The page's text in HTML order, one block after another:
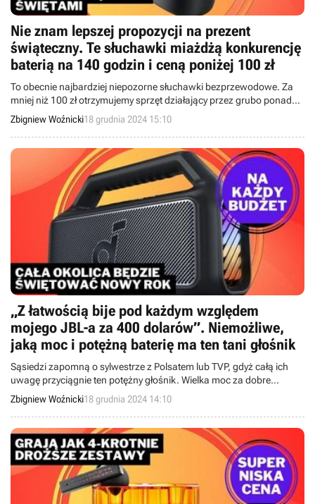
Nie znam lepszej propozycji na prezent
świąteczny. Te słuchawki miażdżą konkurencję
baterią na 140 godzin i ceną poniżej 100 zł
To obecnie najbardziej niepozorne słuchawki bezprzewodowe. Za
mniej niż 100 zł otrzymujemy sprzęt działający przez grubo ponad
100 godzin i odporny na wodę. Tak robi się przedświąteczne okazje.
Zbigniew Woźnicki18 grudnia 2024 15:10
„Z łatwością bije pod każdym względem
mojego JBL-a za 400 dolarów”. Niemożliwe,
jaką moc i potężną baterię ma ten tani głośnik
Sąsiedzi zapomną o sylwestrze z Polsatem lub TVP, gdyż całą ich
uwagę przyciągnie ten potężny głośnik. Wielka moc za dobre
pieniądze i pojemna bateria, która wytrzymuje nawet kilkanaście
godzin pracy. Tego oczekujemy od sprzętu audio.
Zbigniew Woźnicki18 grudnia 2024 14:10